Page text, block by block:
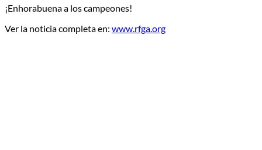
¡Enhorabuena a los campeones!
Ver la noticia completa en: www.rfga.org